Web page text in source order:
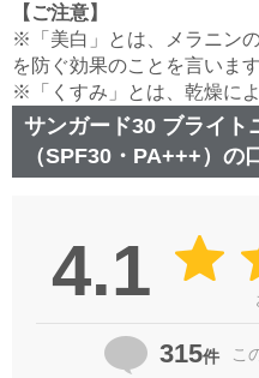
【ご注意】
※「美白」とは、メラニン
を防ぐ効果のことを言います
※「くすみ」とは、乾燥によ
サンガード30 ブライト
（SPF30・PA+++）の
4.1
315件 こ